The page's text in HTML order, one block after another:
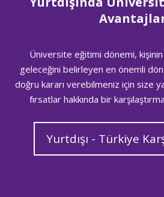
Üniversite eğitimi dönemi, kişinin
geleceğini belirleyen en önemli
doğru kararı verebilmeniz için size
fırsatlar hakkında bir
Yurtdışı - Türkiye